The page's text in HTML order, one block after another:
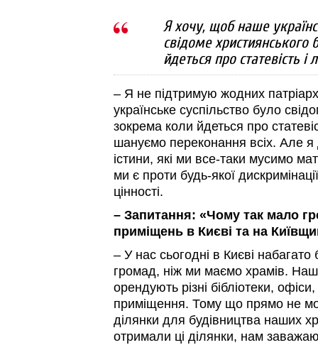
Я хочу, щоб наше
свідоме
йдеться про статевість
– Я не підтримую жодних
українське суспільство було
зокрема коли йдеться про
шануємо переконання всіх. Але я
істини, які ми все-таки мусимо
ми є проти будь-якої
цінності.
– Запитання: «Чому так мало
приміщень в Києві та на
– У нас сьогодні в Києві набагато
громад, ніж ми маємо храмів.
орендують різні бібліотеки,
приміщення. Тому що прямо не
ділянки для будівництва наших
отримали ці ділянки, нам